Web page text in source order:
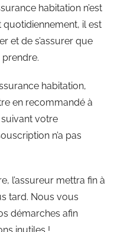
habitation n’est
il est
et de s’assurer que
habitation,
en recommandé à
suivant votre
n’a pas
l’assureur mettra fin à
tard. Nous vous
démarches afin